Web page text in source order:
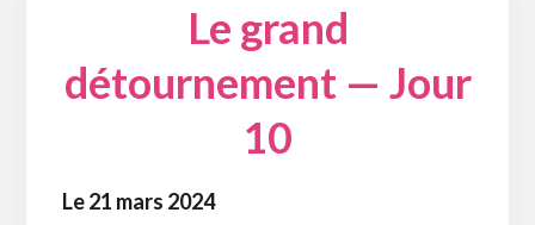
Le grand
détournement — Jour
10
Le 21 mars 2024